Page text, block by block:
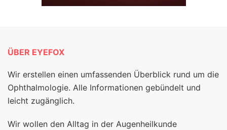
ÜBER EYEFOX
Wir erstellen einen umfassenden Überblick rund um die
Ophthalmologie. Alle Informationen gebündelt und
leicht zugänglich.
Wir wollen den Alltag in der Augenheilkunde